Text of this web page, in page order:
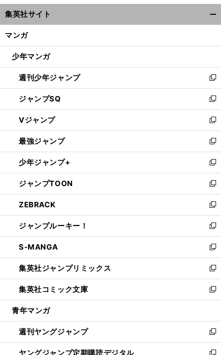
ウ
ィ
ン
ウ
開
く
集英社サイト
マンガ
少年マンガ
週刊少年ジャンプ
新
し
い
ウ
ィ
ン
ド
ウ
で
開
く
ジャンプSQ
新
し
い
ウ
ィ
ン
ド
ウ
で
開
く
Vジャンプ
新
し
い
ウ
ィ
ン
ド
ウ
で
開
く
最強ジャンプ
新
し
い
ウ
ィ
ン
ド
ウ
で
開
く
少年ジャンプ+
新
し
い
ウ
ィ
ン
ド
ウ
で
開
く
ジャンプTOON
新
し
い
ウ
ィ
ン
ド
ウ
で
開
く
ZEBRACK
新
し
い
ウ
ィ
ン
ド
ウ
で
開
ジャンプルーキー！
新
し
い
ウ
ィ
ン
ド
ウ
開
く
S-MANGA
新
し
い
ウ
ィ
ン
ウ
で
開
く
集英社ジャンプリミックス
新
し
い
ウ
ン
ド
ウ
で
集英社コミック文庫
新
し
ウ
ィ
ン
青年マンガ
週刊ヤングジャンプ
新
し
ヤングジャンプ定期購読デジタル